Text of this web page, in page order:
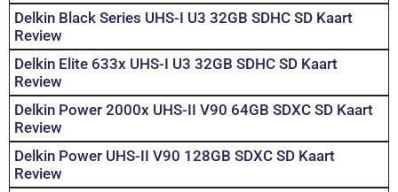
Delkin Black Series UHS-I U3 32GB SDHC SD Kaart
Review
Delkin Elite 633x UHS-I U3 32GB SDHC SD Kaart
Review
Delkin Power 2000x UHS-II V90 64GB SDXC SD Kaart
Review
Delkin Power UHS-II V90 128GB SDXC SD Kaart
Review